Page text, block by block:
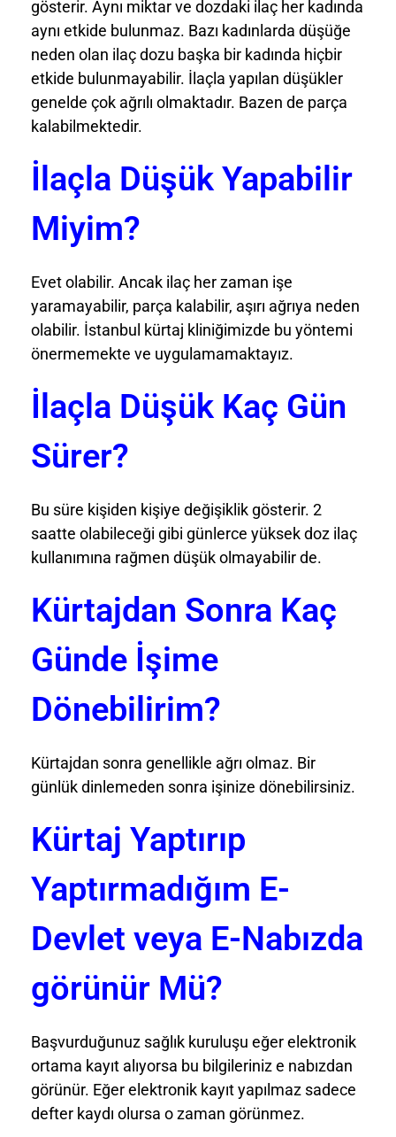
gösterir. Aynı miktar ve dozdaki ilaç her kadında
aynı etkide bulunmaz. Bazı kadınlarda düşüğe
neden olan ilaç dozu başka bir kadında hiçbir
etkide bulunmayabilir. İlaçla yapılan düşükler
genelde çok ağrılı olmaktadır. Bazen de parça
kalabilmektedir.
İlaçla Düşük Yapabilir
Miyim?
Evet olabilir. Ancak ilaç her zaman işe
yaramayabilir, parça kalabilir, aşırı ağrıya neden
olabilir. İstanbul kürtaj kliniğimizde bu yöntemi
önermemekte ve uygulamamaktayız.
İlaçla Düşük Kaç Gün
Sürer?
Bu süre kişiden kişiye değişiklik gösterir. 2
saatte olabileceği gibi günlerce yüksek doz ilaç
kullanımına rağmen düşük olmayabilir de.
Kürtajdan Sonra Kaç
Günde İşime
Dönebilirim?
Kürtajdan sonra genellikle ağrı olmaz. Bir
günlük dinlemeden sonra işinize dönebilirsiniz.
Kürtaj Yaptırıp
Yaptırmadığım E-
Devlet veya E-Nabızda
görünür Mü?
Başvurduğunuz sağlık kuruluşu eğer elektronik
ortama kayıt alıyorsa bu bilgileriniz e nabızdan
görünür. Eğer elektronik kayıt yapılmaz sadece
defter kaydı olursa o zaman görünmez.